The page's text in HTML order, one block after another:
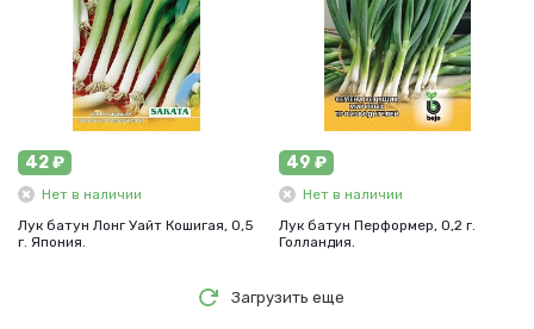
42 ₽
Нет в наличии
Лук батун Лонг Уайт Кошигая, 0,5
г. Япония.
49 ₽
Нет в наличии
Лук батун Перформер, 0,2 г.
Голландия.
Загрузить еще